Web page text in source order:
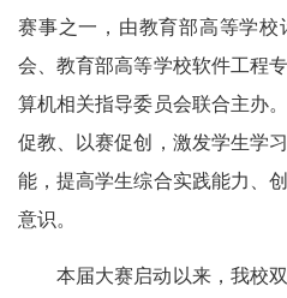
赛事之一，由教育部高等学
会、教育部高等学校软件工程
算机相关指导委员会联合主办
促教、以赛促创，激发学生学
能，提高学生综合实践能力、
意识。
本届大赛启动以来，我校